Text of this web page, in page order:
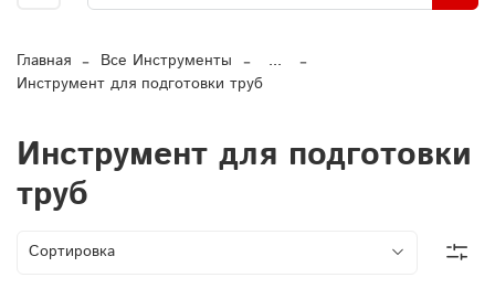
Главная Все Инструменты
...
Инструмент для подготовки труб
Инструмент для подготовки
труб